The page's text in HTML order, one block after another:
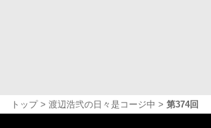
トップ 渡辺浩弐の日々是コージ中 第374回